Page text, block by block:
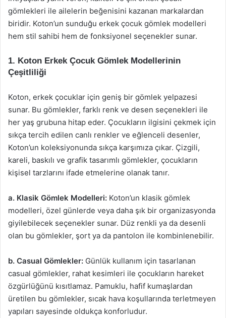
gömlekleri ile ailelerin beğenisini kazanan markalardan
biridir. Koton’un sunduğu erkek çocuk gömlek modelleri
hem stil sahibi hem de fonksiyonel seçenekler sunar.
1. Koton Erkek Çocuk Gömlek Modellerinin
Çeşitliliği
Koton, erkek çocuklar için geniş bir gömlek yelpazesi
sunar. Bu gömlekler, farklı renk ve desen seçenekleri ile
her yaş grubuna hitap eder. Çocukların ilgisini çekmek için
sıkça tercih edilen canlı renkler ve eğlenceli desenler,
Koton’un koleksiyonunda sıkça karşımıza çıkar. Çizgili,
kareli, baskılı ve grafik tasarımlı gömlekler, çocukların
kişisel tarzlarını ifade etmelerine olanak tanır.
a. Klasik Gömlek Modelleri: Koton’un klasik gömlek
modelleri, özel günlerde veya daha şık bir organizasyonda
giyilebilecek seçenekler sunar. Düz renkli ya da desenli
olan bu gömlekler, şort ya da pantolon ile kombinlenebilir.
b. Casual Gömlekler: Günlük kullanım için tasarlanan
casual gömlekler, rahat kesimleri ile çocukların hareket
özgürlüğünü kısıtlamaz. Pamuklu, hafif kumaşlardan
üretilen bu gömlekler, sıcak hava koşullarında terletmeyen
yapıları sayesinde oldukça konforludur.